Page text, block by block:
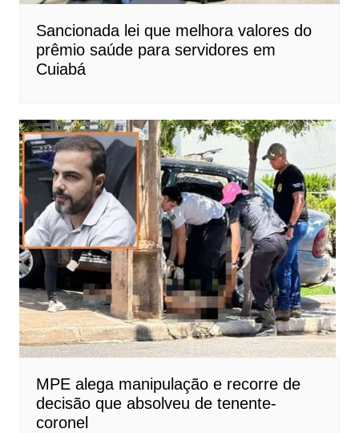
Sancionada lei que melhora valores do
prêmio saúde para servidores em
Cuiabá
MPE alega manipulação e recorre de
decisão que absolveu de tenente-
coronel